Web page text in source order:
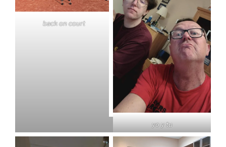
back on court
yo y tu